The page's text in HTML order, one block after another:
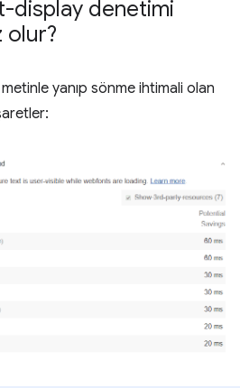
display denetimi
olur?
yanıp sönme ihtimali olan